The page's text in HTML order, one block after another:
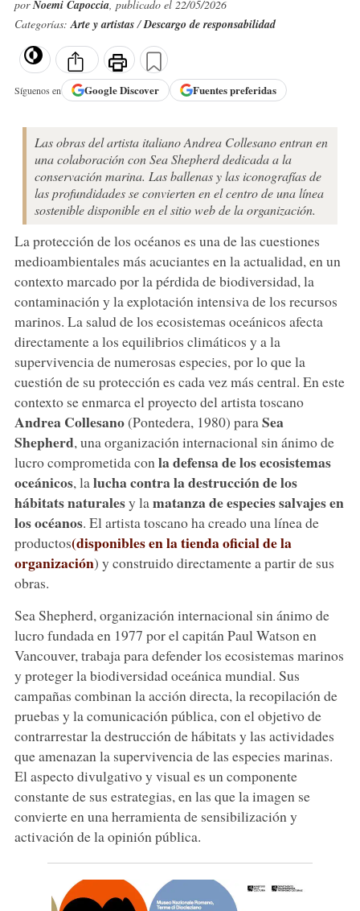
porNoemi Capoccia, publicado el 22/05/2026
Categorías:Arte y artistas/Descargo de responsabilidad
Síguenos en GoogleDiscover Fuentes preferidas
Las obras del artista italiano Andrea Collesano entran en
una colaboración con Sea Shepherd dedicada a la
conservación marina. Las ballenas y las iconografías de
las profundidades se convierten en el centro de una línea
sostenible disponible en el sitio web de la organización.
La protección de los océanos es una de las cuestiones
medioambientales más acuciantes en la actualidad, en un
contexto marcado por la pérdida de biodiversidad, la
contaminación y la explotación intensiva de los recursos
marinos. La salud de los ecosistemas oceánicos afecta
directamente a los equilibrios climáticos y a la
supervivencia de numerosas especies, por lo que la
cuestión de su protección es cada vez más central. En este
contexto se enmarca el proyecto del artista toscano
AndreaCollesano(Pontedera, 1980) para Sea
Shepherd, una organización internacional sin ánimo de
lucro comprometida con la defensa de los ecosistemas
oceánicos, la lucha contra la destrucción de los
hábitats naturalesy la matanza de especies salvajes en
los océanos. El artista toscano ha creado una línea de
productos(disponibles en la tienda oficial de la
organización) y construido directamente a partir de sus
obras.
Sea Shepherd, organización internacional sin ánimo de
lucro fundada en 1977 por el capitán Paul Watson en
Vancouver, trabaja para defender los ecosistemas marinos
y proteger la biodiversidad oceánica mundial. Sus
campañas combinan la acción directa, la recopilación de
pruebas y la comunicación pública, con el objetivo de
contrarrestar la destrucción de hábitats y las actividades
que amenazan la supervivencia de las especies marinas.
El aspecto divulgativo y visual es un componente
constante de sus estrategias, en las que la imagen se
convierte en una herramienta de sensibilización y
activación de la opinión pública.